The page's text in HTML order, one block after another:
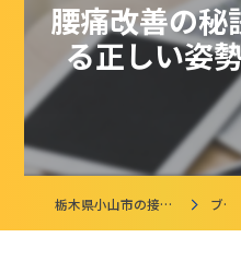
腰痛改善の秘
る正しい姿
栃木県小山市の接骨院ならあまがい鍼灸接骨院 ブログ